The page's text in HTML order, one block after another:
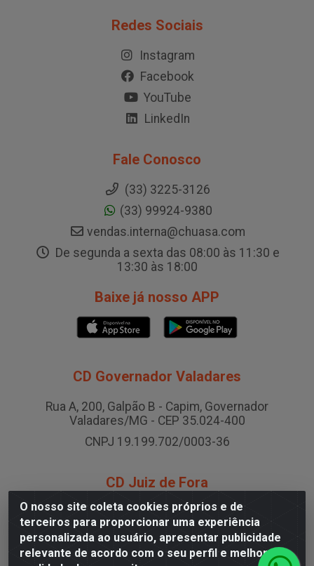
O nosso site coleta cookies próprios e de
terceiros para proporcionar uma experiência
personalizada ao usuário, apresentar publicidade
relevante de acordo com o seu perfil e melhorar a
Redes Sociais
Instagram
Facebook
YouTube
LinkedIn
Fale Conosco
(33) 3225-3126
(33) 99924-9380
vendas.interna@chuasa.com
De segunda a sexta das 08:00 às 11:30 e
13:30 às 18:00
Baixe já nosso APP
CD Governador Valadares
Rua A, 200, Galpão B - Capim, Governador
Valadares/MG - CEP 35.024-400
CNPJ 19.199.702/0003-36
CD Juiz de Fora
Rodovia BR-040 , Nº 0, Área B2 Condominio Brasil
LOG - São Pedro, Juiz de Fora/MG
CNPJ 19.199.702/0005-06